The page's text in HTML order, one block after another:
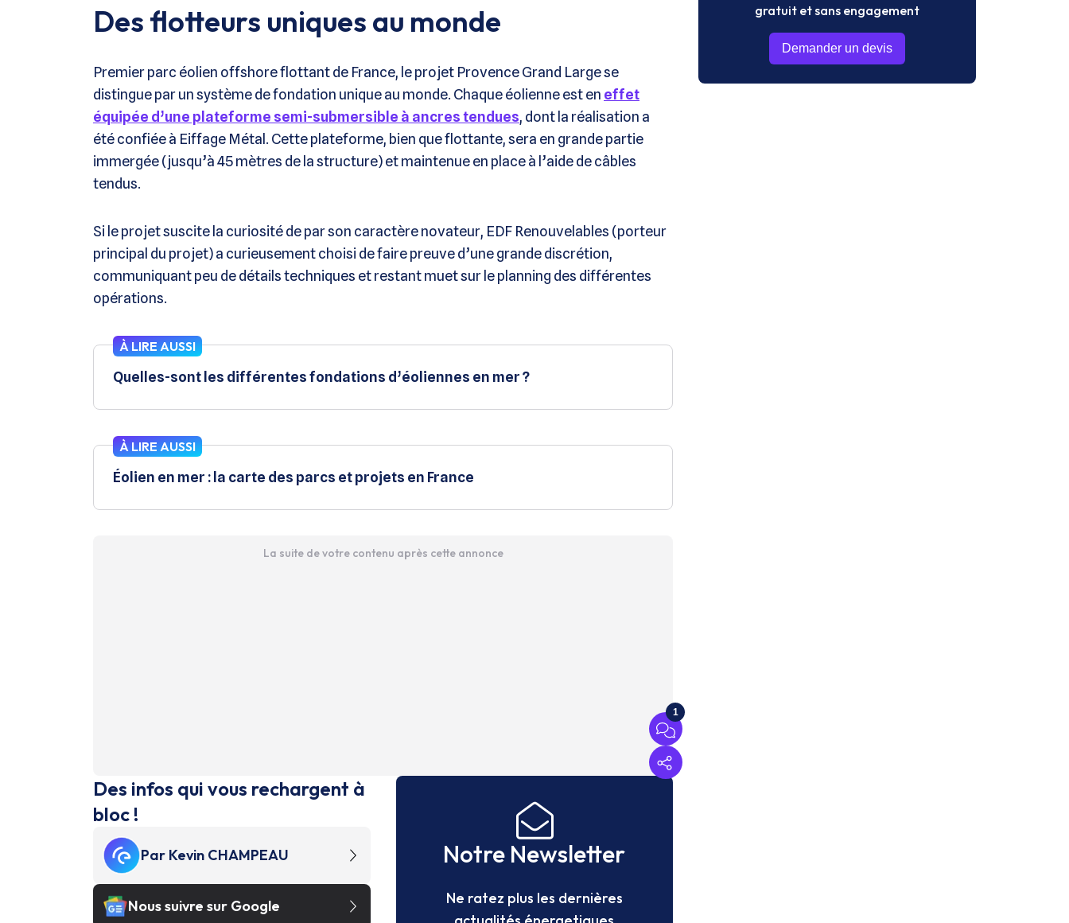
Des flotteurs uniques au monde
Premier parc éolien offshore flottant de France, le projet Provence Grand Large se
distingue par un système de fondation unique au monde. Chaque éolienne est en effet
équipée d’une plateforme semi-submersible à ancres tendues, dont la réalisation a
été confiée à Eiffage Métal. Cette plateforme, bien que flottante, sera en grande partie
immergée (jusqu’à 45 mètres de la structure) et maintenue en place à l’aide de câbles
tendus.
Si le projet suscite la curiosité de par son caractère novateur, EDF Renouvelables (porteur
principal du projet) a curieusement choisi de faire preuve d’une grande discrétion,
communiquant peu de détails techniques et restant muet sur le planning des différentes
opérations.
À LIRE AUSSI
Quelles-sont les différentes fondations d’éoliennes en mer ?
À LIRE AUSSI
Éolien en mer : la carte des parcs et projets en France
La suite de votre contenu après cette annonce
1
Des infos qui vous rechargent à
bloc !
Par Kevin CHAMPEAU
Nous suivre sur Google
Notre Newsletter
Ne ratez plus les dernières
gratuit et sans engagement
Demander un devis